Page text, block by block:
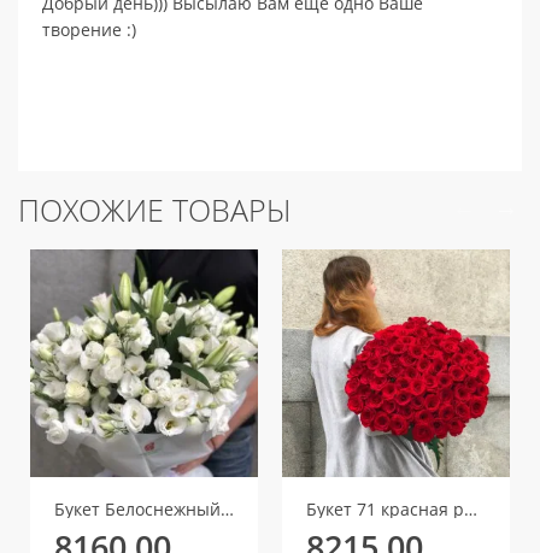
творение :)
ПОХОЖИЕ ТОВАРЫ
Букет Белоснежный микс Букет 71 красная роза Ред Игл